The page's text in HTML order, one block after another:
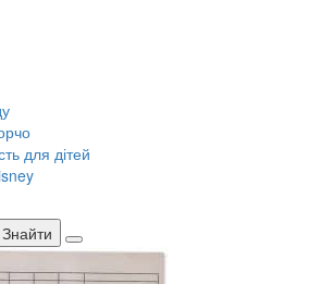
для дітей
Знайти